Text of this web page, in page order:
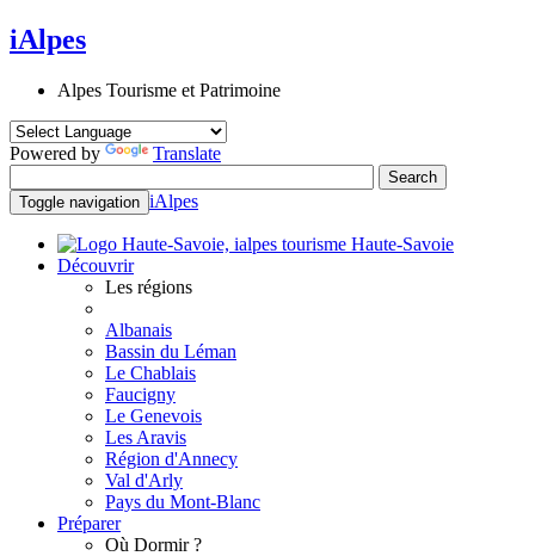
iAlpes
Alpes Tourisme et Patrimoine
Powered by Translate
Toggle navigation iAlpes
Haute-Savoie
Découvrir
Les régions
Albanais
Bassin du Léman
Le Chablais
Faucigny
Le Genevois
Les Aravis
Région d'Annecy
Val d'Arly
Pays du Mont-Blanc
Préparer
Où Dormir ?